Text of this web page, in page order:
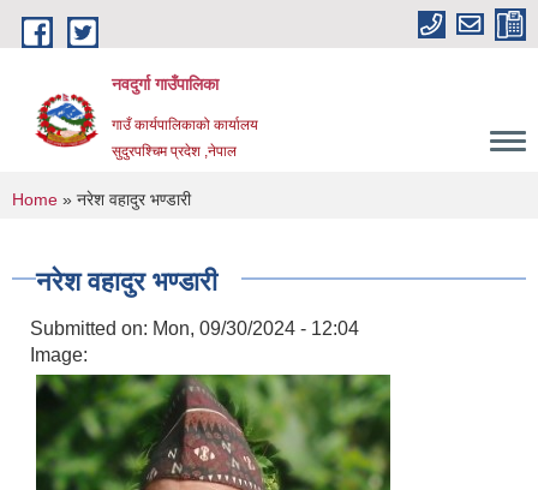
Skip to main content
नवदुर्गा गाउँपालिका
गाउँ कार्यपालिकाको कार्यालय
सुदुरपश्चिम प्रदेश ,नेपाल
You are here
Home » नरेश वहादुर भण्डारी
नरेश वहादुर भण्डारी
Submitted on: Mon, 09/30/2024 - 12:04
Image: